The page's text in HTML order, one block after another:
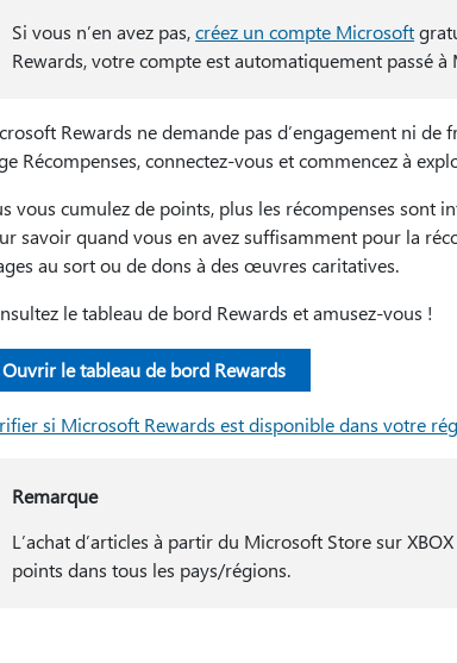
Si vous n’en avez pas,créez un compte Microsoft
Rewards, votre compte est automatiquement passé à
Rewards ne demande pas d’engagement ni de
Récompenses, connectez-vous et commencez à
vous cumulez de points, plus les récompenses sont
savoir quand vous en avez suffisamment pour la
au sort ou de dons à des œuvres caritatives.
le tableau de bord Rewards et amusez-vous !
Ouvrir le tableau de bord Rewards
si Microsoft Rewards est disponible dans votre
Remarque
L’achat d’articles à partir du Microsoft Store sur
points dans tous les pays/régions.